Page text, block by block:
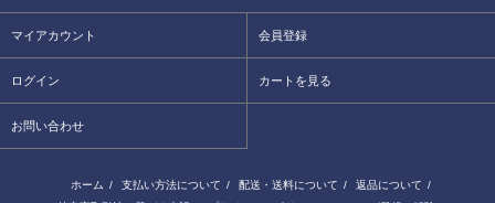
マイアカウント 会員登録
ログイン カートを見る
お問い合わせ
ホーム / 支払い方法について / 配送・送料について / 返品について /